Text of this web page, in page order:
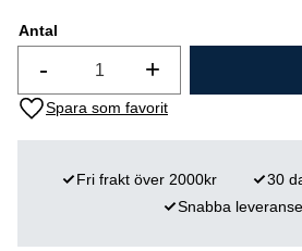
Antal
+
-
Lägg till i favoriter
Fri frakt över 2000kr
30
Snabba